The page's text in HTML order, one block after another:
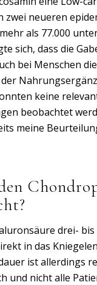
zwei neueren
als 77.000
sich, dass die
bei Menschen
keine
beobachtet
meine
drei- bis
in das
ist allerdings
und nicht alle